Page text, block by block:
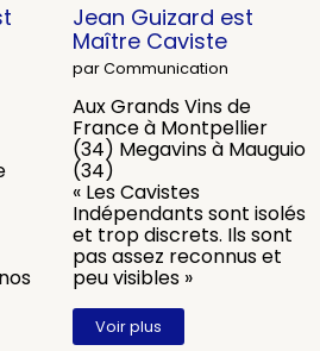
Jean Guizard est
Maître Caviste
par Communication
Aux Grands Vins de
France à Montpellier
(34) Megavins à Mauguio
(34)
« Les Cavistes
Indépendants sont isolés
et trop discrets. Ils sont
pas assez reconnus et
peu visibles »
Voir plus